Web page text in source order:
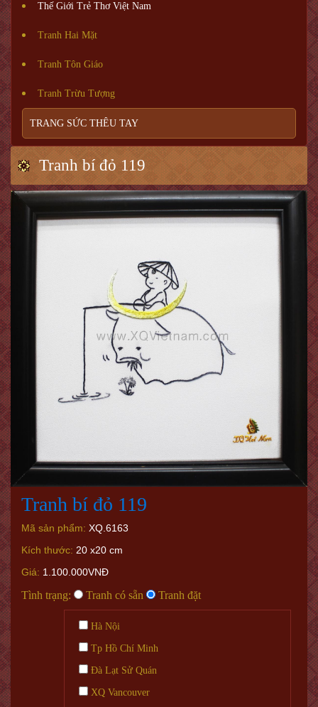
Thế Giới Trẻ Thơ Việt Nam
Tranh Hai Mặt
Tranh Tôn Giáo
Tranh Trừu Tượng
TRANG SỨC THÊU TAY
Tranh bí đỏ 119
Tranh bí đỏ 119
Mã sản phẩm: XQ.6163
Kích thước: 20 x20 cm
Giá: 1.100.000VNĐ
Tình trạng: Tranh có sẵn Tranh đặt
Hà Nội
Tp Hồ Chí Minh
Đà Lạt Sử Quán
XQ Vancouver